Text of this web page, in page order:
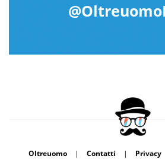
Oltreuomo | Contatti | Privacy